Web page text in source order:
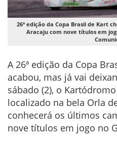
26ª edição da Copa Brasil de Kart
Aracaju com nove títulos em
A 26ª edição da Copa
acabou, mas já vai
sábado (2), o
localizado na bela Orla
conhecerá os últimos
nove títulos em jogo no